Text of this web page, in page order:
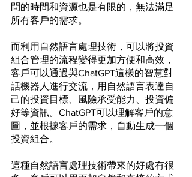
問的時間和資源也是有限的，無法滿足
所有客戶的需求。
而利用自然語言處理技術，可以將投資
組合管理的流程變得更加方便和高效，
客戶可以通過與ChatGPT這樣的智慧對
話機器人進行交流，用自然語言表達自
己的投資目標、風險承受能力、投資偏
好等資訊。ChatGPT可以理解客戶的意
圖，並根據客戶的需求，自動生成一個
投資組合。
這種自然語言處理技術帶來的好處有很